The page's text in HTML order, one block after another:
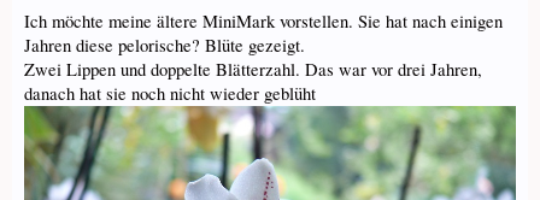
Ich möchte meine ältere MiniMark vorstellen. Sie hat nach einigen
Jahren diese pelorische? Blüte gezeigt.
Zwei Lippen und doppelte Blätterzahl. Das war vor drei Jahren,
danach hat sie noch nicht wieder geblüht